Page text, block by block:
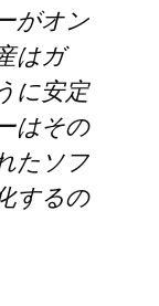
がオン
はガ
に安定
はその
たソフ
するの